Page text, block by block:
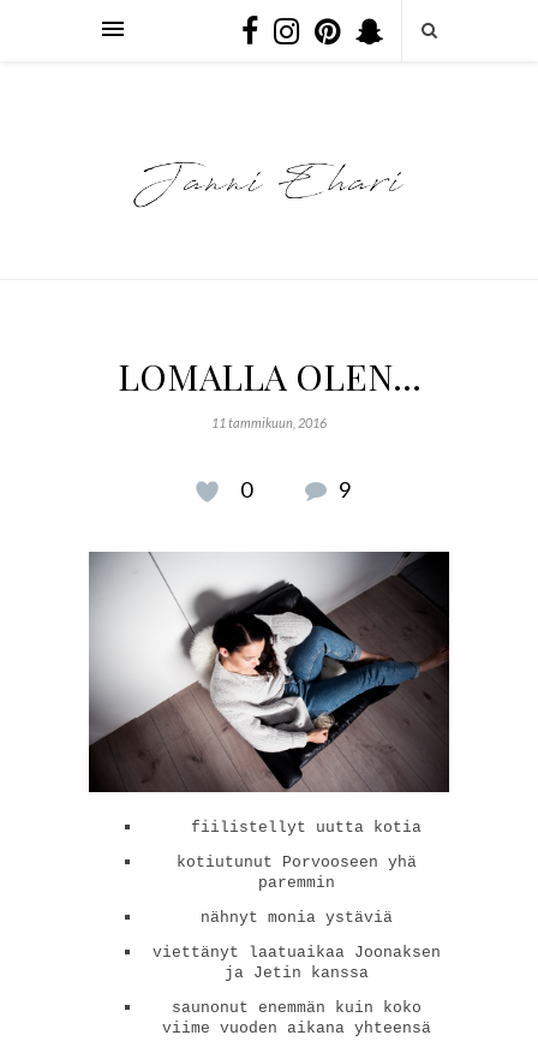
LOMALLA OLEN…
11 tammikuun, 2016
0 9
fiilistellyt uutta kotia
kotiutunut Porvooseen yhä
paremmin
nähnyt monia ystäviä
viettänyt laatuaikaa Joonaksen
ja Jetin kanssa
saunonut enemmän kuin koko
viime vuoden aikana yhteensä